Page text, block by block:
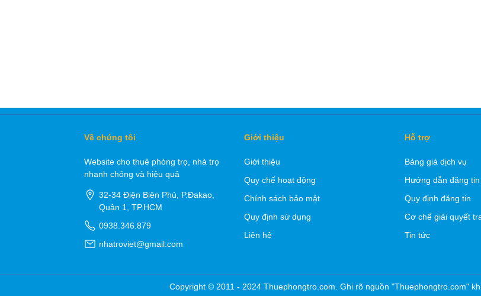
Về chúng tôi
Website cho thuê phòng trọ, nhà trọ
nhanh chóng và hiệu quả
32-34 Điện Biên Phủ, P.Đakao,
Quận 1, TP.HCM
0938.346.879
nhatroviet@gmail.com
Giới thiệu
Giới thiệu
Quy chế hoạt động
Chính sách bảo mật
Quy định sử dụng
Liên hệ
Hỗ trợ
Bảng giá dịch vụ
Hướng dẫn đăng tin
Quy định đăng tin
Cơ chế giải quyết
Tin tức
Copyright © 2011 - 2024 Thuephongtro.com. Ghi rõ nguồn "Thuephongtro.com"